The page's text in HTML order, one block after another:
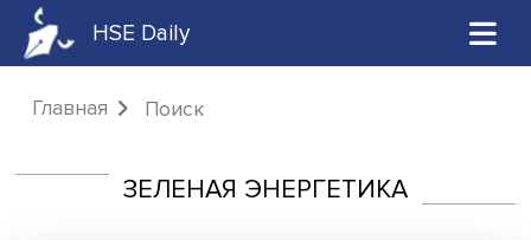
HSE Daily
Главная